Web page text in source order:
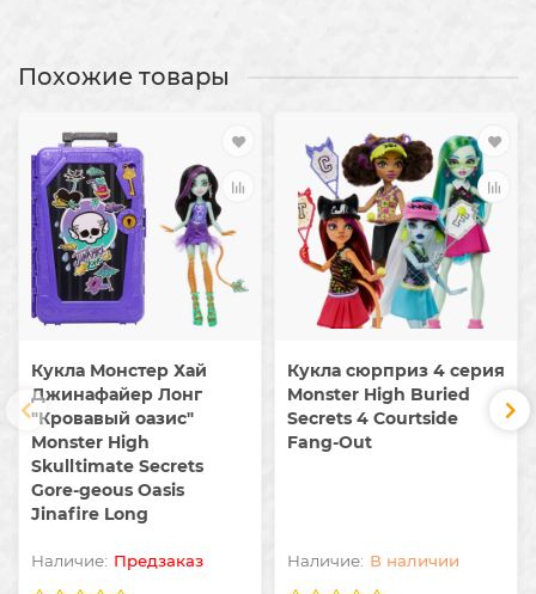
Похожие товары
Кукла Монстер Хай
Джинафайер Лонг
"Кровавый оазис"
Monster High
Skulltimate Secrets
Gore-geous Oasis
Jinafire Long
Предзаказ
Кукла сюрприз 4 серия
Monster High Buried
Secrets 4 Courtside
Fang-Out
В наличии